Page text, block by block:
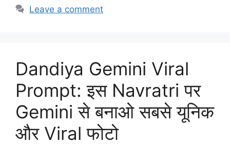
Leave a comment
Dandiya Gemini Viral
Prompt: इस Navratri पर
Gemini से बनाओ सबसे यूनिक
और Viral फोटो